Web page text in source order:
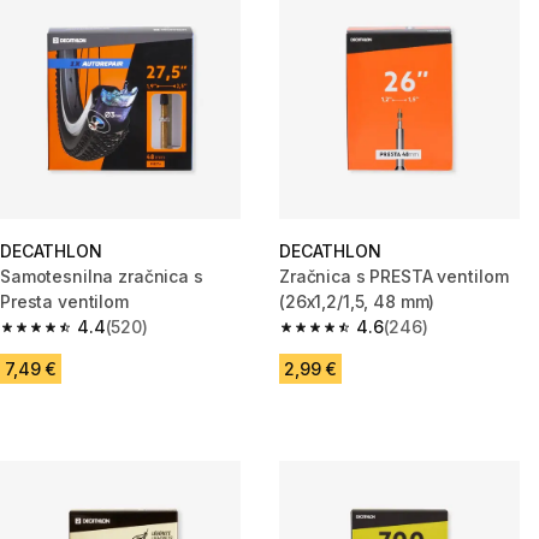
DECATHLON
Samotesnilna zračnica s
Presta ventilom
4.4
4.4 od 5 zvezdic from 520 ocene
(520)
7,49 €
DECATHLON
Zračnica s PRESTA ventilom
(26x1,2/1,5, 48 mm)
4.6
4.6 od 5 zvezdic from 246
(246)
2,99 €